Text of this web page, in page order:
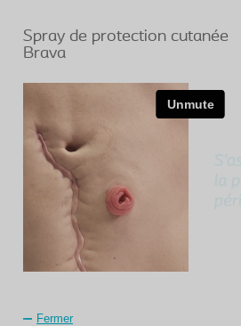
Spray de protection cutanée
Brava
Fermer